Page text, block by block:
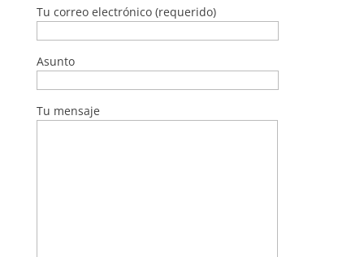
Tu correo electrónico (requerido)
Asunto
Tu mensaje